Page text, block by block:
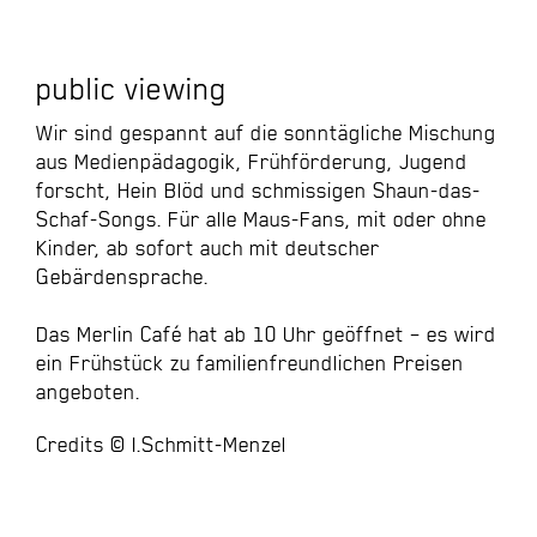
public viewing
Wir sind gespannt auf die sonntägliche Mischung
aus Medienpädagogik, Frühförderung, Jugend
forscht, Hein Blöd und schmissigen Shaun-das-
Schaf-Songs. Für alle Maus-Fans, mit oder ohne
Kinder, ab sofort auch mit deutscher
Gebärdensprache.
Das Merlin Café hat ab 10 Uhr geöffnet – es wird
ein Frühstück zu familienfreundlichen Preisen
angeboten.
Credits © I.Schmitt-Menzel